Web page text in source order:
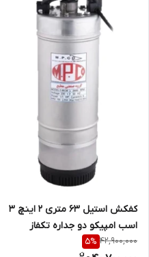
کفکش استیل ۶۳ متری ۲ اینچ 3
اسب امپیکو دو جداره تکفاز
MPCO-S.99.63-6
42,900,000
5%